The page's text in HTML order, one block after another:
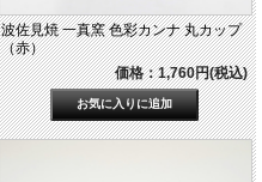
波佐見焼 一真窯 色彩カンナ 丸カップ
（赤）
価格：1,760円(税込)